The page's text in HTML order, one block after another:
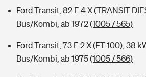
Ford Transit, 82 E 4 X (TRANSIT
Bus/Kombi, ab 1972(1005 / 565)
Ford Transit, 73 E 2 X (FT 100), 38
Bus/Kombi, ab 1975(1005 / 566)